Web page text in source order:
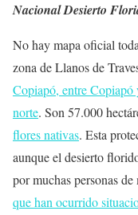
Nacional Desierto
No hay mapa oficial
zona de Llanos de
Copiapó, entre Copiapó
norte. Son 57.000
flores nativas. Esta
aunque el desierto
por muchas personas
que han ocurrido